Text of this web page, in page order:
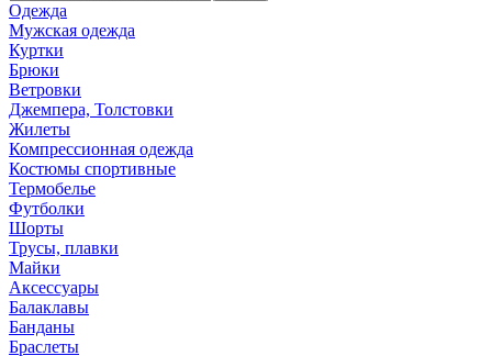
Одежда
Мужская одежда
Куртки
Брюки
Ветровки
Джемпера, Толстовки
Жилеты
Компрессионная одежда
Костюмы спортивные
Термобелье
Футболки
Шорты
Трусы, плавки
Майки
Аксессуары
Балаклавы
Банданы
Браслеты